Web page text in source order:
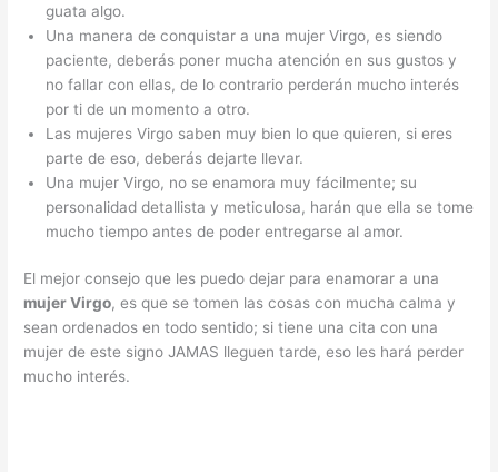
guata algo.
Una manera de conquistar a una mujer Virgo, es siendo
paciente, deberás poner mucha atención en sus gustos y
no fallar con ellas, de lo contrario perderán mucho interés
por ti de un momento a otro.
Las mujeres Virgo saben muy bien lo que quieren, si eres
parte de eso, deberás dejarte llevar.
Una mujer Virgo, no se enamora muy fácilmente; su
personalidad detallista y meticulosa, harán que ella se tome
mucho tiempo antes de poder entregarse al amor.
El mejor consejo que les puedo dejar para enamorar a una
mujer Virgo, es que se tomen las cosas con mucha calma y
sean ordenados en todo sentido; si tiene una cita con una
mujer de este signo JAMAS lleguen tarde, eso les hará perder
mucho interés.